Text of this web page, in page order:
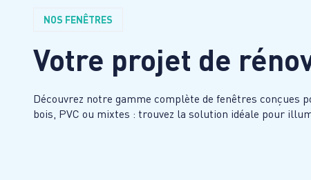
NOS FENÊTRES
Votre projet de
Découvrez notre gamme complète de fenêtres
bois, PVC ou mixtes : trouvez la solution idéale pour